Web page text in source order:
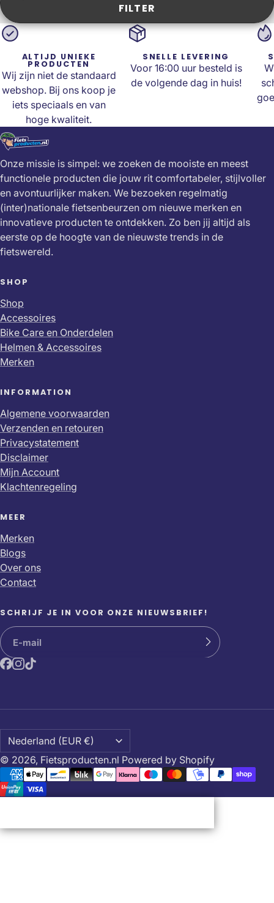
FILTER
ALTIJD UNIEKE
PRODUCTEN
Wij zijn niet de standaard
webshop. Bij ons koop je
iets speciaals en van
hoge kwaliteit.
SNELLE LEVERING
Voor 16:00 uur besteld is
de volgende dag in huis!
Onze missie is simpel: we zoeken de mooiste en meest
functionele producten die jouw rit comfortabeler, stijlvoller
en avontuurlijker maken. We bezoeken regelmatig
(inter)nationale fietsenbeurzen om nieuwe merken en
innovatieve producten te ontdekken. Zo ben jij altijd als
eerste op de hoogte van de nieuwste trends in de
fietswereld.
SHOP
Shop
Accessoires
Bike Care en Onderdelen
Helmen & Accessoires
Merken
INFORMATION
Algemene voorwaarden
Verzenden en retouren
Privacystatement
Disclaimer
Mijn Account
Klachtenregeling
MEER
Merken
Blogs
Over ons
Contact
SCHRIJF JE IN VOOR ONZE NIEUWSBRIEF!
© 2026, Fietsproducten.nl Powered by Shopify